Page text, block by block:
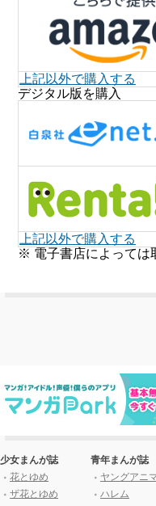
上記以外で購入する
デジタル版を購入
上記以外で購入する
※ 電子書店によっては
少女まんが誌
花とゆめ
ザ花とゆめ
青年まんが誌
ヤングアニ
ハレム